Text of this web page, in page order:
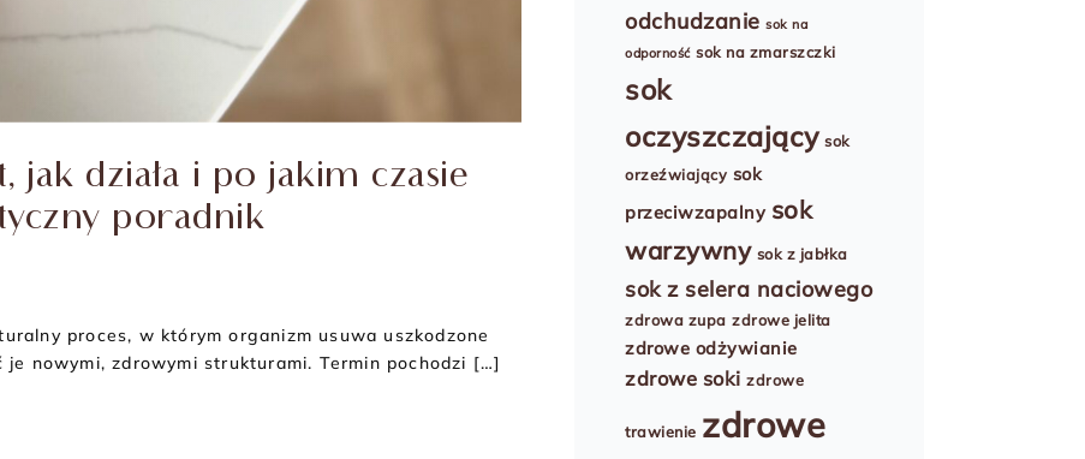
jak działa i po jakim czasie
poradnik
proces, w którym organizm usuwa uszkodzone
je nowymi, zdrowymi strukturami. Termin pochodzi […]
odchudzanie sok na
odporność sok na zmarszczki
sok
oczyszczający sok
orzeźwiający sok
przeciwzapalny sok
warzywny sok z jabłka
sok z selera naciowego
zdrowa zupa zdrowe jelita
zdrowe odżywianie
zdrowe soki zdrowe
trawienie zdrowe